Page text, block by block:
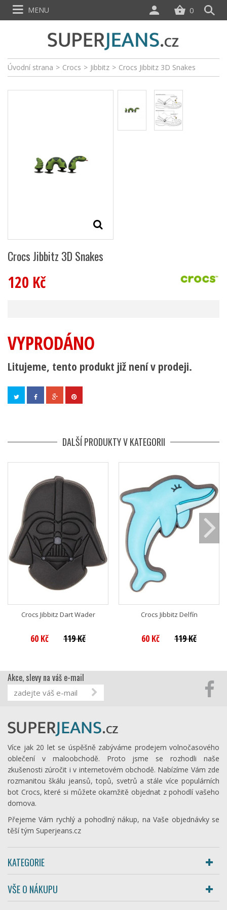
Úvodní strana > Crocs > Jibbitz > Crocs Jibbitz 3D Snakes
Crocs Jibbitz 3D Snakes
120 Kč
VYPRODÁNO
Litujeme, tento produkt již není v prodeji.
DALŠÍ PRODUKTY V KATEGORII
Crocs Jibbitz Dart Wader
60 Kč 119 Kč
Crocs Jibbitz Delfín
60 Kč 119 Kč
0
MENU
Akce, slevy na váš e-mail
Více jak 20 let se úspěšně zabýváme prodejem volnočasového
oblečení v maloobchodě. Proto jsme se rozhodli naše
zkušenosti zúročit i v internetovém obchodě. Nabízíme Vám zde
rozmanitou škálu jeansů, topů, svetrů a stále více populárních
bot Crocs, které si můžete okamžitě objednat z pohodlí vašeho
domova.
Přejeme Vám rychlý a pohodlný nákup, na Vaše objednávky se
těší tým Superjeans.cz
KATEGORIE
VŠE O NÁKUPU